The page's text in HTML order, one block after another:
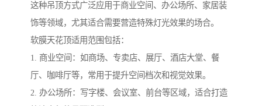
这种吊顶方式广泛应用于商业空间、办公场所、家居装
饰等领域，尤其适合需要营造特殊灯光效果的场合。
软膜天花顶适用范围包括：
1. 商业空间：如商场、专卖店、展厅、酒店大堂、餐
厅、咖啡厅等，常用于提升空间档次和视觉效果。
2. 办公场所：写字楼、会议室、前台等区域，适合打造